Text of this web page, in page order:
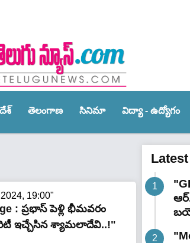
తెలంగాణ‌ సినిమా విద్యా - ఉద్యోగం
19:00"
: ప్రభాస్ పెళ్లి భీమవరం
ఇచ్చేసిన శ్యామలాదేవి..!"